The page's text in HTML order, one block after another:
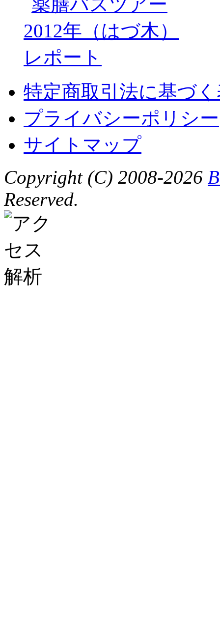
特定商取引法に基づ
プライバシーポリシー
サイトマップ
Copyright (C) 2008-2026
Reserved.